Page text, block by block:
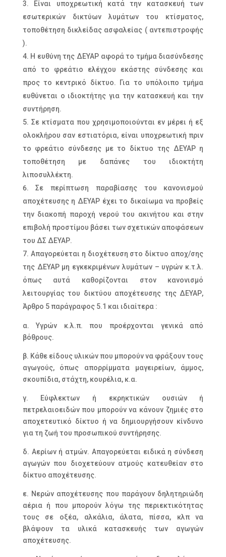
Είναι υποχρεωτική κατά την κατασκευή των
εσωτερικών δικτύων λυμάτων του κτίσματος,
τοποθέτηση δικλείδας ασφαλείας ( αντεπιστροφής
).
Η ευθύνη της ΔΕΥΑΡ αφορά το τμήμα διασύνδεσης
από το φρεάτιο ελέγχου εκάστης σύνδεσης και
προς το κεντρικό δίκτυο. Για το υπόλοιπο τμήμα
ευθύνεται ο ιδιοκτήτης για την κατασκευή και την
συντήρηση.
Σε κτίσματα που χρησιμοποιούνται εν μέρει ή εξ
ολοκλήρου σαν εστιατόρια, είναι υποχρεωτική πριν
το φρεάτιο σύνδεσης με το δίκτυο της ΔΕΥΑΡ η
τοποθέτηση με δαπάνες του ιδιοκτήτη
λιποσυλλέκτη.
Σε περίπτωση παραβίασης του κανονισμού
αποχέτευσης η ΔΕΥΑΡ έχει το δικαίωμα να προβείς
την διακοπή παροχή νερού του ακινήτου και στην
επιβολή προστίμου βάσει των σχετικών αποφάσεων
του ΔΣ ΔΕΥΑΡ.
Απαγορεύεται η διοχέτευση στο δίκτυο αποχ/σης
της ΔΕΥΑΡ μη εγκεκριμένων λυμάτων – υγρών κ.τ.λ.
όπως αυτά καθορίζονται στον κανονισμό
λειτουργίας του δικτύου αποχέτευσης της ΔΕΥΑΡ,
Άρθρο 5 παράγραφος 5.1 και ιδιαίτερα :
α. Υγρών κ.λ.π. που προέρχονται γενικά από
βόθρους.
β. Κάθε είδους υλικών που μπορούν να φράξουν τους
αγωγούς, όπως απορρίμματα μαγειρείων, άμμος,
σκουπίδια, στάχτη, κουρέλια, κ.α.
γ. Εύφλεκτων ή εκρηκτικών ουσιών ή
πετρελαιοειδών που μπορούν να κάνουν ζημιές στο
αποχετευτικό δίκτυο ή να δημιουργήσουν κίνδυνο
για τη ζωή του προσωπικού συντήρησης.
δ. Αερίων ή ατμών. Απαγορεύεται ειδικά η σύνδεση
αγωγών που διοχετεύουν ατμούς κατευθείαν στο
δίκτυο αποχέτευσης.
ε. Νερών αποχέτευσης που παράγουν δηλητηριώδη
αέρια ή που μπορούν λόγω της περιεκτικότητας
τους σε οξέα, αλκάλια, άλατα, πίσσα, κλπ να
βλάψουν τα υλικά κατασκευής των αγωγών
αποχέτευσης.